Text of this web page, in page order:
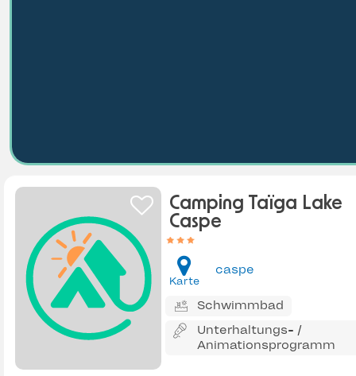
Camping Taïga Lake
Caspe
Karte
caspe
Schwimmbad
Unterhaltungs- /
Animationsprogramm